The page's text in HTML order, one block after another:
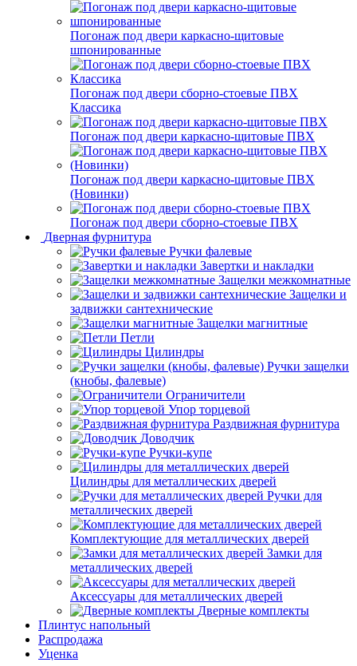
Погонаж под двери каркасно-щитовые
шпонированные
Погонаж под двери сборно-стоевые ПВХ
Классика
Погонаж под двери каркасно-щитовые ПВХ
Погонаж под двери каркасно-щитовые ПВХ
(Новинки)
Погонаж под двери сборно-стоевые ПВХ
Дверная фурнитура
Ручки фалевые
Завертки и накладки
Защелки межкомнатные
Защелки и
задвижки сантехнические
Защелки магнитные
Петли
Цилиндры
Ручки защелки
(кнобы, фалевые)
Ограничители
Упор торцевой
Раздвижная фурнитура
Доводчик
Ручки-купе
Цилиндры для металлических дверей
Ручки для
металлических дверей
Комплектующие для металлических дверей
Замки для
металлических дверей
Аксессуары для металлических дверей
Дверные комплекты
Плинтус напольный
Распродажа
Уценка